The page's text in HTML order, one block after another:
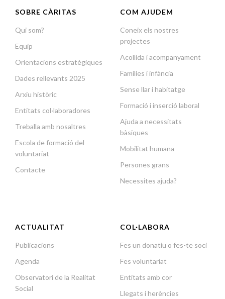
SOBRE CÀRITAS
Qui som?
Equip
Orientacions estratègiques
Dades rellevants 2025
Arxiu històric
Entitats col·laboradores
Treballa amb nosaltres
Escola de formació del
voluntariat
Contacte
COM AJUDEM
Coneix els nostres
projectes
Acollida i acompanyament
Famílies i infància
Sense llar i habitatge
Formació i inserció laboral
Ajuda a necessitats
bàsiques
Mobilitat humana
Persones grans
Necessites ajuda?
ACTUALITAT
Publicacions
Agenda
Observatori de la Realitat
Social
COL·LABORA
Fes un donatiu o fes-te soci
Fes voluntariat
Entitats amb cor
Llegats i herències